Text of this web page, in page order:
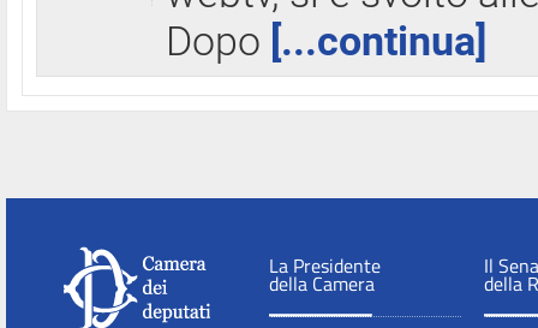
Dopo [...continua]
La Presidente
della Camera
Il
della